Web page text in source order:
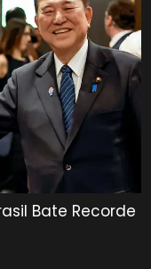
Bate Recorde